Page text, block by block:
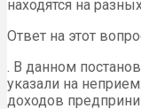
находятся на
Ответ на этот
. В данном
указали на
доходов